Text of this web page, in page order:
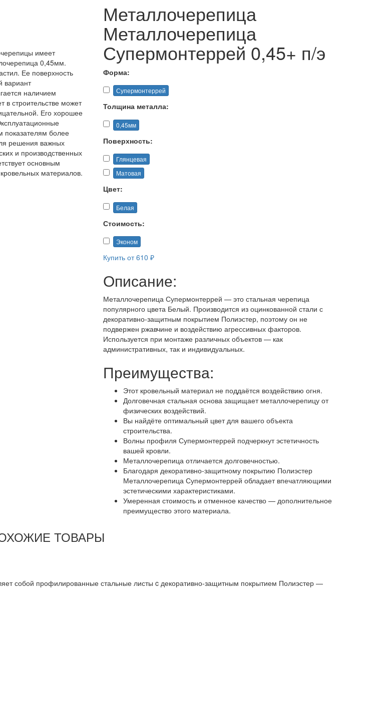
имеет
0,45мм.
Ее поверхность
вариант
наличием
в строительстве может
Его хорошее
показателям более
решения важных
и производственных
основным
материалов.
Металлочерепица
Металлочерепица
Супермонтеррей 0,45+ п/э
Форма:
Супермонтеррей
Толщина металла:
0,45мм
Поверхность:
Глянцевая
Матовая
Цвет:
Белая
Стоимость:
Эконом
Купить от 610 ₽
Описание:
Металлочерепица Супермонтеррей — это стальная черепица
популярного цвета Белый. Производится из оцинкованной стали с
декоративно-защитным покрытием Полиэстер, поэтому он не
подвержен ржавчине и воздействию агрессивных факторов.
Используется при монтаже различных объектов — как
административных, так и индивидуальных.
Преимущества:
Этот кровельный материал не поддаётся воздействию огня.
Долговечная стальная основа защищает металлочерепицу от
физических воздействий.
Вы найдёте оптимальный цвет для вашего объекта
строительства.
Волны профиля Супермонтеррей подчеркнут эстетичность
вашей кровли.
Металлочерепица отличается долговечностью.
Благодаря декоративно-защитному покрытию Полиэстер
Металлочерепица Супермонтеррей обладает впечатляющими
эстетическими характеристиками.
Умеренная стоимость и отменное качество — дополнительное
преимущество этого материала.
ТОВАРЫ
собой профилированные стальные листы c декоративно-защитным покрытием Полиэстер —